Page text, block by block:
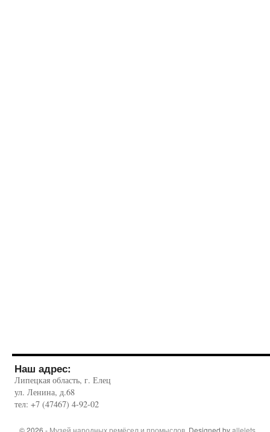
Наш адрес:
Липецкая область, г. Елец
ул. Ленина, д.68
тел: +7 (47467) 4-92-02
© 2026 - Музей народных ремёсел и промыслов . Designed byallelets